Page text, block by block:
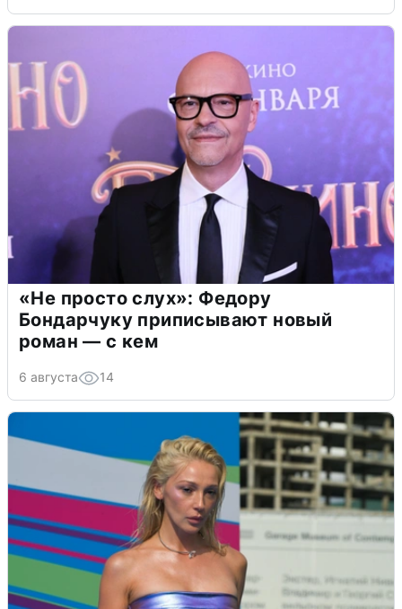
«Не просто слух»: Федору
Бондарчуку приписывают новый
роман — с кем
6 августа 14